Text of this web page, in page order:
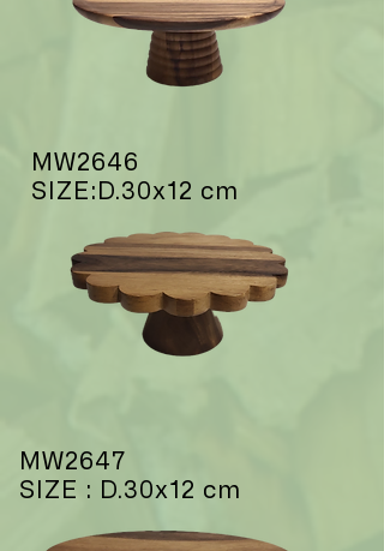
MW2646
SIZE:D.30x12 cm
MW2647
SIZE : D.30x12 cm